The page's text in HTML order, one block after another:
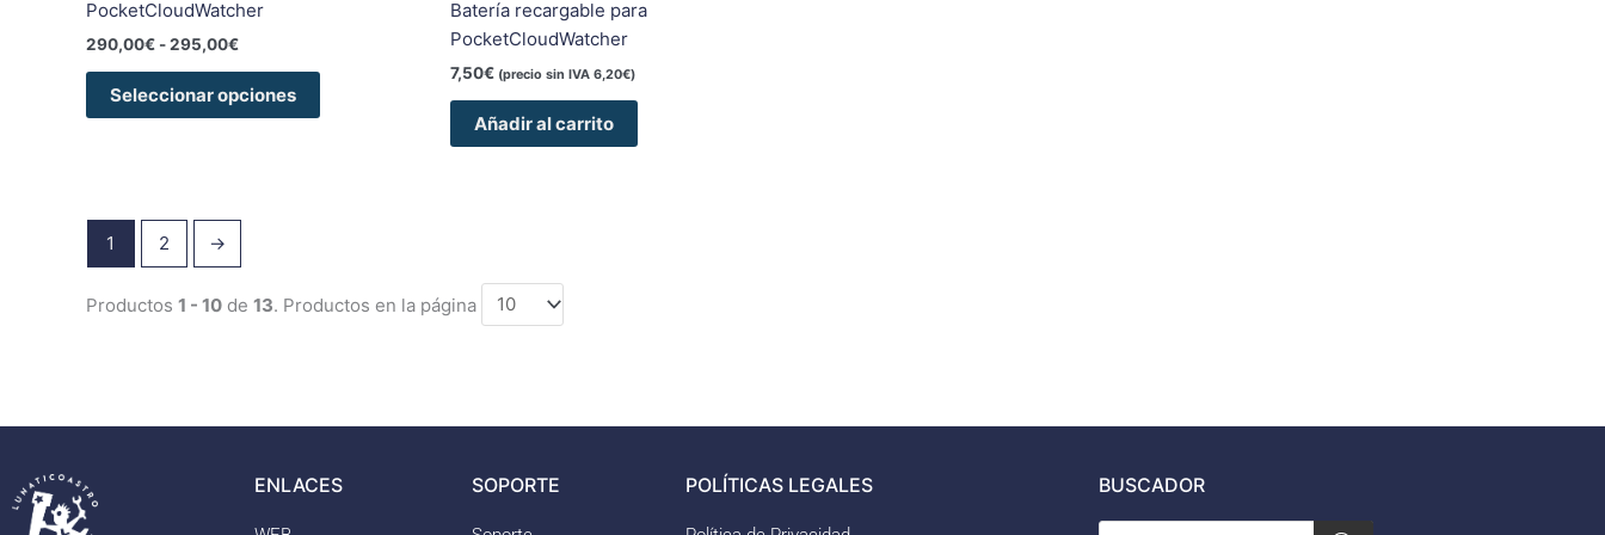
PocketCloudWatcher
290,00€ -295,00€
Seleccionar opciones
Batería recargable para
PocketCloudWatcher
7,50€ (precio sin IVA 6,20€)
Añadir al carrito
1 2 →
Productos 1 - 10 de 13. Productos en la página
ENLACES SOPORTE POLÍTICAS LEGALES BUSCADOR
Búsqueda